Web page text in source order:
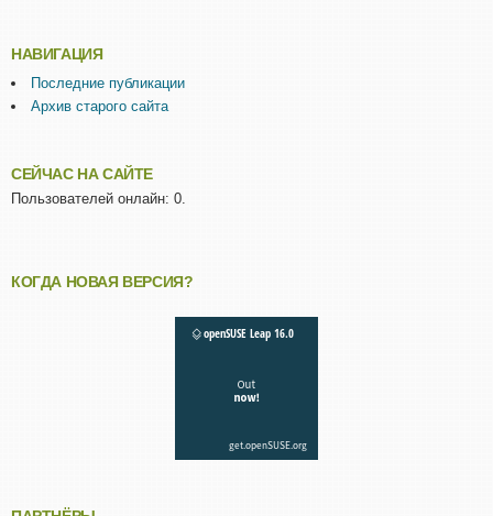
НАВИГАЦИЯ
Последние публикации
Архив старого сайта
СЕЙЧАС НА САЙТЕ
Пользователей онлайн: 0.
КОГДА НОВАЯ ВЕРСИЯ?